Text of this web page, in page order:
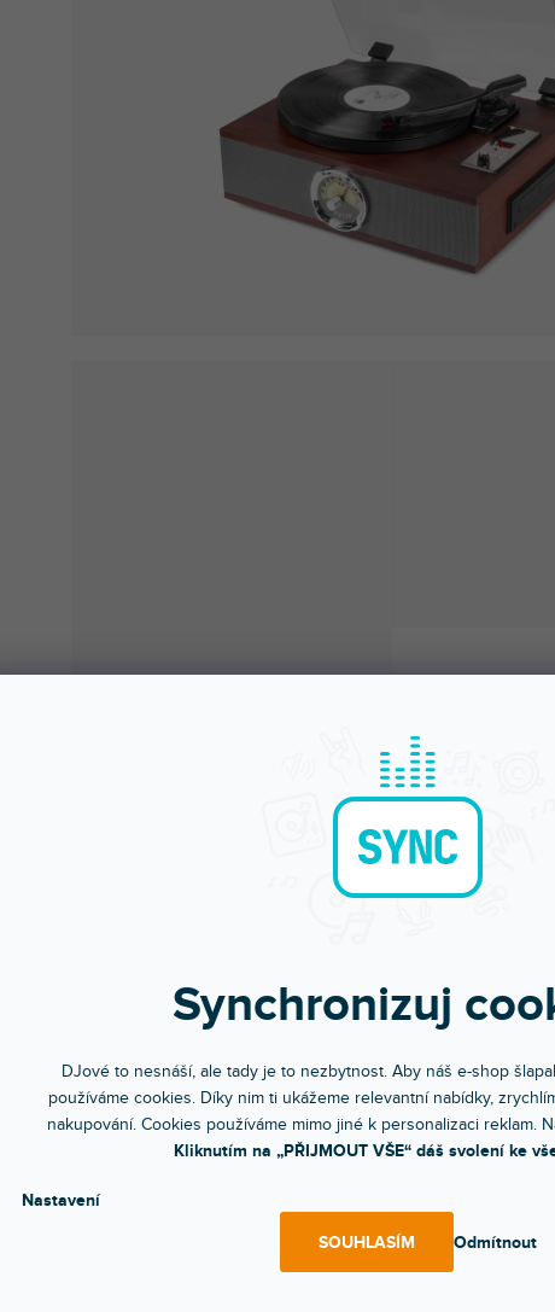
Synchronizuj
DJové to nesnáší, ale tady je to nezbytnost. Aby náš e-shop
používáme cookies. Díky nim ti ukážeme relevantní nabídky,
nakupování. Cookies používáme mimo jiné k personalizaci reklam.
Kliknutím na „PŘIJMOUT VŠE“ dáš svolení ke
Nastavení
Odmítnout
SOUHLASÍM
A máš to druhý den doma Chválí
POPIS
Tento přehrávač all-in-one v nostalgickém stylu
klasických vinylových desek až po hudbu z vašeho
úžasném zabudovaném systému reproduktorů.
vybaven přehrávačem CD, přijímačem Bluetooth